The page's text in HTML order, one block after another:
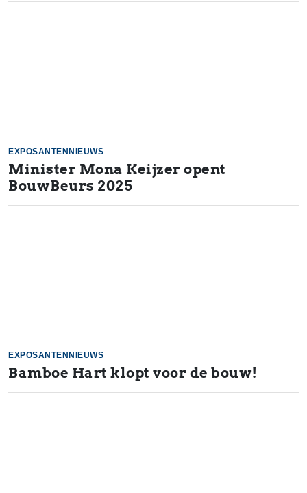
EXPOSANTENNIEUWS
Minister Mona Keijzer opent
BouwBeurs 2025
EXPOSANTENNIEUWS
Bamboe Hart klopt voor de bouw!